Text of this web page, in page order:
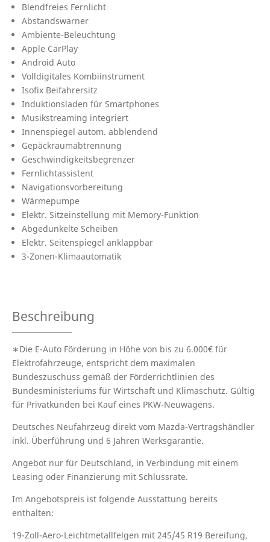
Blendfreies Fernlicht
Abstandswarner
Ambiente-Beleuchtung
Apple CarPlay
Android Auto
Volldigitales Kombiinstrument
Isofix Beifahrersitz
Induktionsladen für Smartphones
Musikstreaming integriert
Innenspiegel autom. abblendend
Gepäckraumabtrennung
Geschwindigkeitsbegrenzer
Fernlichtassistent
Navigationsvorbereitung
Wärmepumpe
Elektr. Sitzeinstellung mit Memory-Funktion
Abgedunkelte Scheiben
Elektr. Seitenspiegel anklappbar
3-Zonen-Klimaautomatik
Beschreibung
∗Die E-Auto Förderung in Höhe von bis zu 6.000€ für
Elektrofahrzeuge, entspricht dem maximalen
Bundeszuschuss gemäß der Förderrichtlinien des
Bundesministeriums für Wirtschaft und Klimaschutz. Gültig
für Privatkunden bei Kauf eines PKW-Neuwagens.
Deutsches Neufahrzeug direkt vom Mazda-Vertragshändler
inkl. Überführung und 6 Jahren Werksgarantie.
Angebot nur für Deutschland, in Verbindung mit einem
Leasing oder Finanzierung mit Schlussrate.
Im Angebotspreis ist folgende Ausstattung bereits
enthalten:
19-Zoll-Aero-Leichtmetallfelgen mit 245/45 R19 Bereifung,